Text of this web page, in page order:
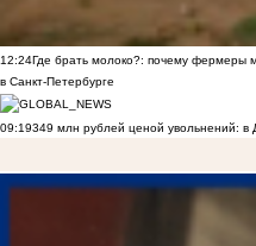
12:24Где брать молоко?: почему фермеры
в Санкт-Петербурге
09:19349 млн рублей ценой увольнений: